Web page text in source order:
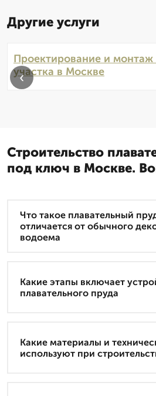
Другие услуги
Проектирование и
участка в Москве
‹
Строительство
под ключ в Москве.
Что такое плавательный
отличается от обычного
водоема
Какие этапы включает
плавательного пруда
Какие материалы и
используют при